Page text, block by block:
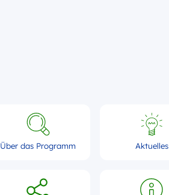
Über das Programm Aktuelles